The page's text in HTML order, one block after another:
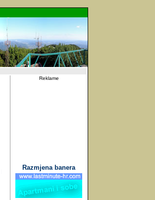
Reklame
Razmjena banera